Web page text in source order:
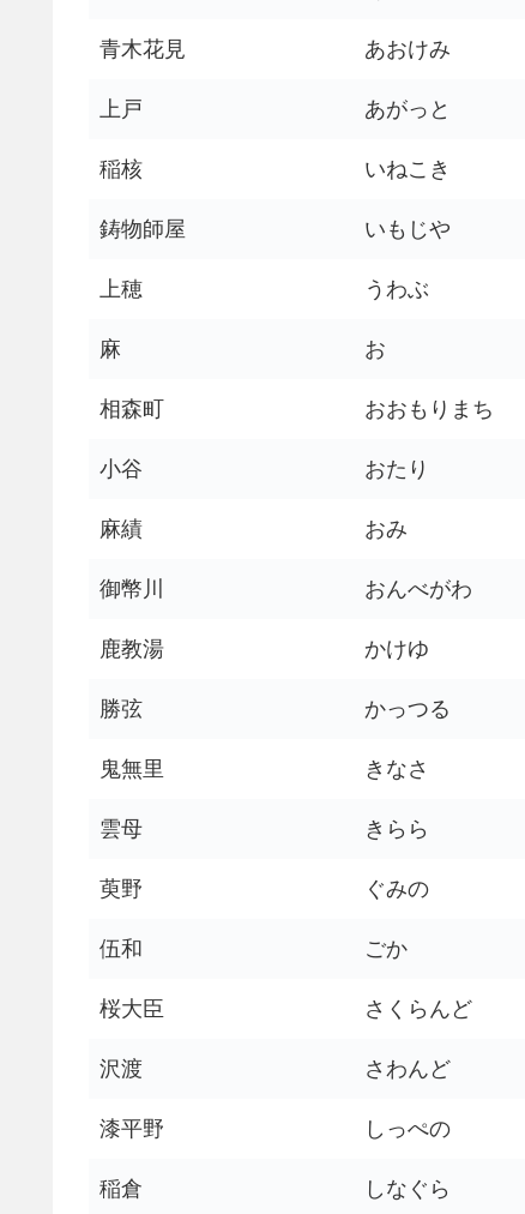
青木花見 あおけみ
上戸 あがっと
稲核 いねこき
鋳物師屋 いもじや
上穂 うわぶ
麻 お
相森町 おおもりまち
小谷 おたり
麻績 おみ
御幣川 おんべがわ
鹿教湯 かけゆ
勝弦 かっつる
鬼無里 きなさ
雲母 きらら
萸野 ぐみの
伍和 ごか
桜大臣 さくらんど
沢渡 さわんど
漆平野 しっぺの
稲倉 しなぐら